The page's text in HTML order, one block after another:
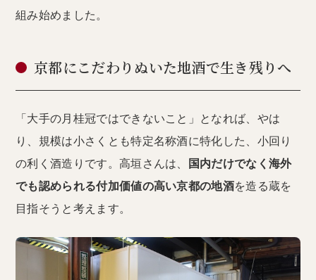
組み始めました。
京都にこだわりぬいた地酒で生き残りへ
「大手の月桂冠ではできないこと」となれば、やは
り、規模は小さくとも特定名称酒に特化した、小回り
の利く酒造りです。高垣さんは、
国内だけでなく海外
でも認められる付加価値の高い京都の地酒を造る蔵を
目指そうと考えます。